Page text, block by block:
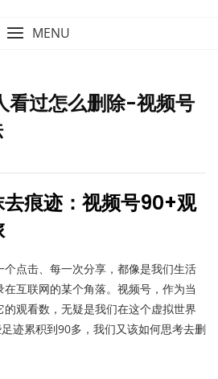
MENU
看过怎么删除-视频号
痕迹：视频号90+观
点击、每一次分享，都像是我们生活
互联网的某个角落。视频号，作为当
观看数，无疑是我们在这个虚拟世界
迹累积到90多，我们又该如何思考去删